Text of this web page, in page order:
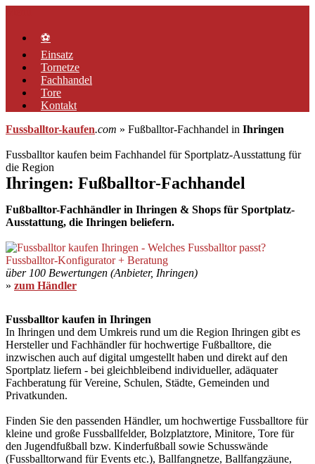
springen⚽
Einsatz
Tornetze
Fachhandel
Tore
Kontakt
Fussballtor-kaufen.com » Fußballtor-Fachhandel in Ihringen
Fussballtor kaufen beim Fachhandel für Sportplatz-Ausstattung für
die Region
Ihringen: Fußballtor-Fachhandel
Fußballtor-Fachhändler in Ihringen & Shops für Sportplatz-
Ausstattung, die Ihringen beliefern.
über 100 Bewertungen (Anbieter, Ihringen)
» zum Händler
Fussballtor kaufen in Ihringen
In Ihringen und dem Umkreis rund um die Region Ihringen gibt es
Hersteller und Fachhändler für hochwertige Fußballtore, die
inzwischen auch auf digital umgestellt haben und direkt auf den
Sportplatz liefern - bei gleichbleibend individueller, adäquater
Fachberatung für Vereine, Schulen, Städte, Gemeinden und
Privatkunden.
Finden Sie den passenden Händler, um hochwertige Fussballtore für
kleine und große Fussballfelder, Bolzplatztore, Minitore, Tore für
den Jugendfußball bzw. Kinderfußball sowie Schusswände
(Fussballtorwand für Events etc.), Ballfangnetze, Ballfangzäune,